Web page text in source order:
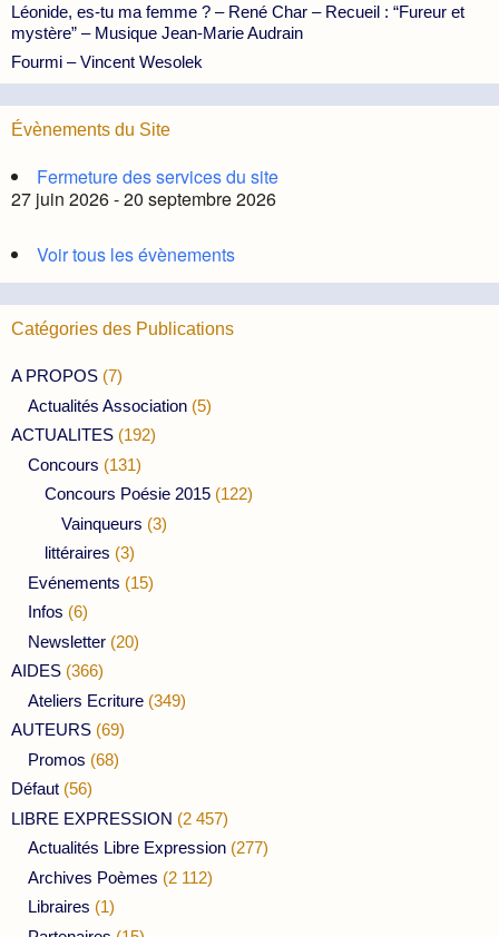
Léonide, es-tu ma femme ? – René Char – Recueil : “Fureur et
mystère” – Musique Jean-Marie Audrain
Fourmi – Vincent Wesolek
Évènements du Site
Fermeture des services du site
27 juin 2026 - 20 septembre 2026
Voir tous les évènements
Catégories des Publications
A PROPOS (7)
Actualités Association (5)
ACTUALITES (192)
Concours (131)
Concours Poésie 2015 (122)
Vainqueurs (3)
littéraires (3)
Evénements (15)
Infos (6)
Newsletter (20)
AIDES (366)
Ateliers Ecriture (349)
AUTEURS (69)
Promos (68)
Défaut (56)
LIBRE EXPRESSION (2 457)
Actualités Libre Expression (277)
Archives Poèmes (2 112)
Libraires (1)